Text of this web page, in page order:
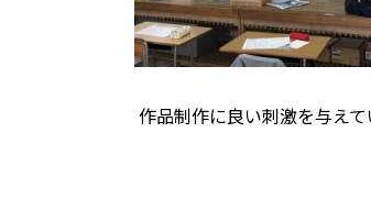
作品制作に良い刺激を与えて